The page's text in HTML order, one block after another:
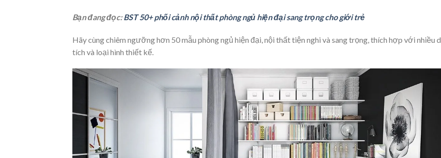
Bạn đang đọc:BST 50+ phối cảnh nội thất phòng ngủ hiện đại sang trọng cho giới trẻ
Hãy cùng chiêm ngưỡng hơn 50 mẫu phòng ngủ hiện đại, nội thất tiện nghi và sang trọng, thích hợp với nhiều
tích và loại hình thiết kế.